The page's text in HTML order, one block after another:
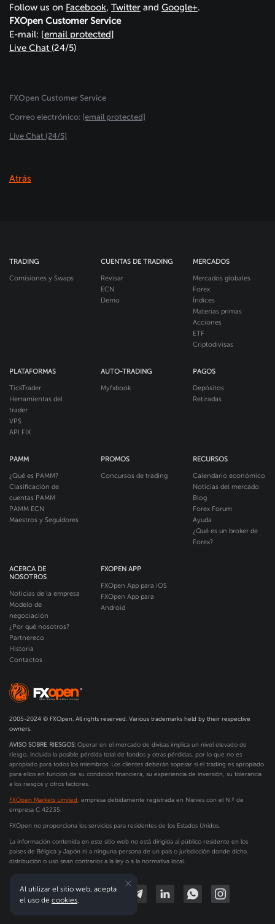
Follow us on Facebook, Twitter and Google+.
FXOpen Customer Service
E-mail: [email protected]
Live Chat (24/5)
FXOpen Customer Service
Сorreo electrónico: [email protected]
Live Chat (24/5)
Atrás
TRADING
Comisiones y Swaps
CUENTAS DE TRADING
Revisar
ECN
Demo
MERCADOS
Mercados globales
Forex
Índices
Materias primas
Acciones
ETF
Criptodivisas
PLATAFORMAS
TickTrader
Herramientas del
trader
VPS
API FIX
AUTO-TRADING
Myfxbook
PAGOS
Depósitos
Retiradas
PAMM
¿Qué es PAMM?
Clasificación de
cuentas PAMM
PAMM ECN
Maestros y Seguidores
PROMOS
Concursos de trading
RECURSOS
Calendario económico
Noticias del mercado
Blog
Forex Forum
Ayuda
¿Qué es un broker de
Forex?
ACERCA DE
NOSOTROS
Noticias de la empresa
Modelo de
negociación
¿Por qué nosotros?
Partnereco
Historia
Contactos
FXOPEN APP
FXOpen App para iOS
FXOpen App para
Android
2005-2024 © FXOpen. All rights reserved. Various trademarks held by their respective
owners.
AVISO SOBRE RIESGOS: Operar en el mercado de divisas implica un nivel elevado de
riesgo, incluida la posible pérdida total de fondos y otras pérdidas, por lo que no es
apropiado para todos los miembros. Los clientes deberán sopesar si el trading es apropiado
para ellos en función de su condición financiera, su experiencia de inversión, su tolerancia
a los riesgos y otros factores.
FXOpen Markets Limited, empresa debidamente registrada en Nieves con el N.º de
empresa C 42235.
FXOpen no proporciona los servicios para residentes de los Estados Unidos.
La información contenida en este sitio web no está dirigida al público residente en los
países de Bélgica y Japón ni a ninguna persona de un país o jurisdicción donde dicha
distribución o uso sean contrarios a la ley o a la normativa local.
Al utilizar el sitio web, acepta
el uso de cookies.